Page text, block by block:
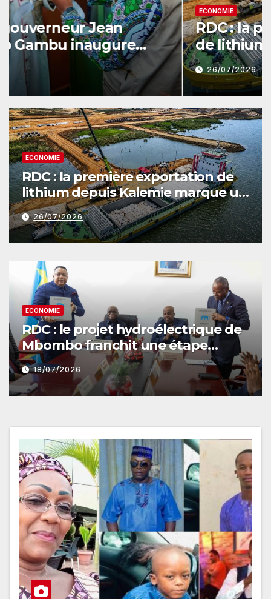
ECONOMIE
RDC : la première exportation
de lithium depuis Kalemie
marque un tournant pour la
filière minière
26/07/2026
ECONOMIE
RDC : la première exportation de
lithium depuis Kalemie marque un
tournant pour la filière minière
26/07/2026
ECONOMIE
RDC : le projet hydroélectrique de
Mbombo franchit une étape
décisive pour électrifier le Kasaï-
Central
18/07/2026